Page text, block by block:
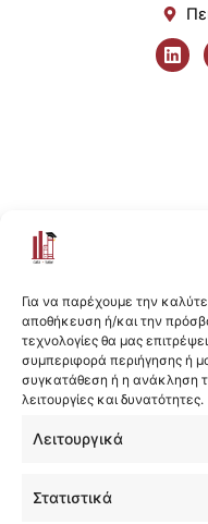
Για να παρέχουμε την
αποθήκευση ή/και την
τεχνολογίες θα μας
συμπεριφορά περιήγησης ή
συγκατάθεση ή η ανάκληση
λειτουργίες και δυνατότητες.
Λειτουργικά
Στατιστικά
L
i
n